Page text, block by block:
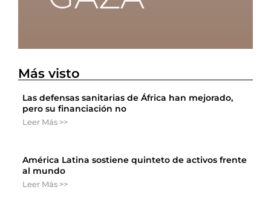
Más visto
Las defensas sanitarias de África han mejorado,
pero su financiación no
Leer Más >>
América Latina sostiene quinteto de activos frente
al mundo
Leer Más >>